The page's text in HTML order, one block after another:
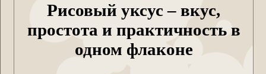
Рисовый уксус – вкус,
простота и практичность в
одном флаконе